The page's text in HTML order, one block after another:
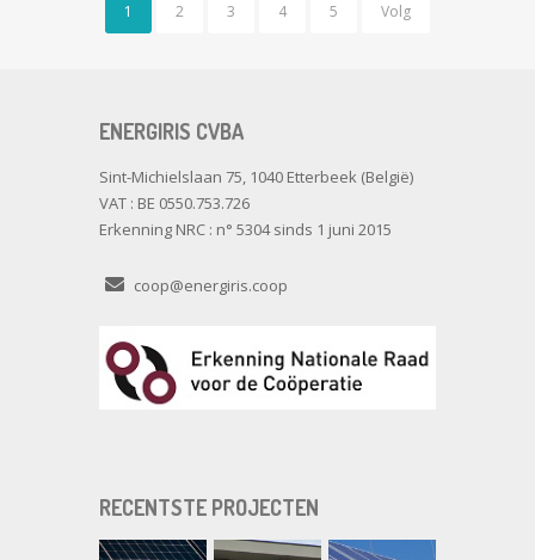
1 2 3 4 5 Volg
ENERGIRIS CVBA
Sint-Michielslaan 75, 1040 Etterbeek (België)
VAT : BE 0550.753.726
Erkenning NRC : n° 5304 sinds 1 juni 2015
coop@energiris.coop
RECENTSTE PROJECTEN